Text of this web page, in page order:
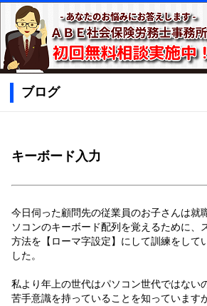
ブログ
キーボード入力
今日伺った顧問先の従業員のお子さんは就
ソコンのキーボード配列を覚えるために、
方法を【ローマ字設定】にして訓練をして
した。
私より年上の世代はパソコン世代ではない
苦手意識を持っていることを知っています